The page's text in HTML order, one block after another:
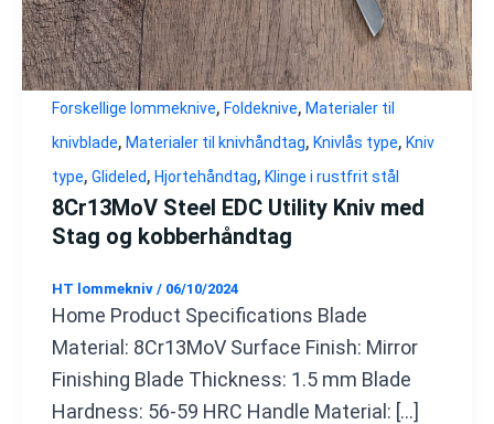
Forskellige lommeknive, Foldeknive, Materialer til
knivblade, Materialer til knivhåndtag, Knivlås type, Kniv
type, Glideled, Hjortehåndtag, Klinge i rustfrit stål
8Cr13MoV Steel EDC Utility Kniv med
Stag og kobberhåndtag
HT lommekniv / 06/10/2024
Home Product Specifications Blade
Material: 8Cr13MoV Surface Finish: Mirror
Finishing Blade Thickness: 1.5 mm Blade
Hardness: 56-59 HRC Handle Material: […]